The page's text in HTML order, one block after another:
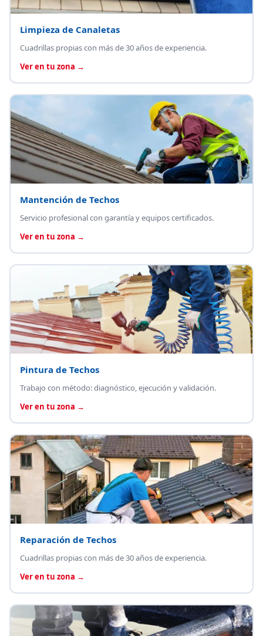
Limpieza de Canaletas
Cuadrillas propias con más de 30 años de experiencia.
Ver en tu zona →
Mantención de Techos
Servicio profesional con garantía y equipos certificados.
Ver en tu zona →
Pintura de Techos
Trabajo con método: diagnóstico, ejecución y validación.
Ver en tu zona →
Reparación de Techos
Cuadrillas propias con más de 30 años de experiencia.
Ver en tu zona →